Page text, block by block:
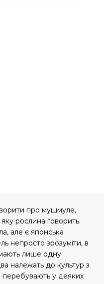
про мушмуле,
рослина говорить.
але є японська
непросто зрозуміти, в
лише одну
належать до культур з
перебувають у деяких